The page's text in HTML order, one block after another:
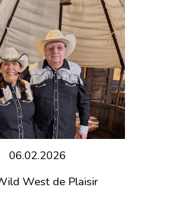
06.02.2026
West de Plaisir